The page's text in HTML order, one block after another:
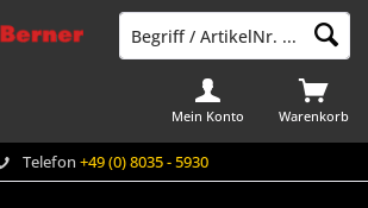
Telefon +49 (0) 8035 - 5930
Warenkorb
Mein Konto